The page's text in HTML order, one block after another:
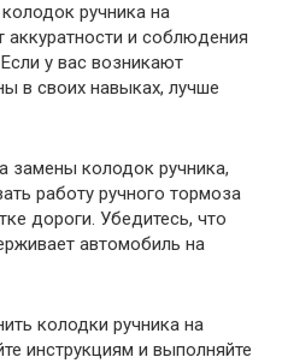
ручника на
аккуратности и соблюдения
у вас возникают
в своих навыках, лучше
замены колодок ручника,
работу ручного тормоза
дороги. Убедитесь, что
автомобиль на
колодки ручника на
инструкциям и выполняйте